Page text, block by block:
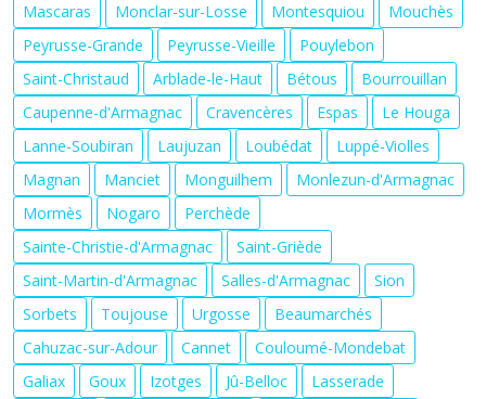
Mascaras
Monclar-sur-Losse Montesquiou
Mouchès
Peyrusse-Grande
Peyrusse-Vieille
Pouylebon
Saint-Christaud
Arblade-le-Haut Bétous
Bourrouillan
Caupenne-d'Armagnac
Cravencères Espas
Le Houga
Lanne-Soubiran
Laujuzan Loubédat
Luppé-Violles
Magnan
Manciet Monguilhem
Monlezun-d'Armagnac
Mormès
Nogaro
Perchède
Sainte-Christie-d'Armagnac
Saint-Griède
Saint-Martin-d'Armagnac
Salles-d'Armagnac
Sion
Sorbets
Toujouse Urgosse
Beaumarchés
Cahuzac-sur-Adour
Cannet
Couloumé-Mondebat
Galiax
Goux Izotges Jû-Belloc
Lasserade